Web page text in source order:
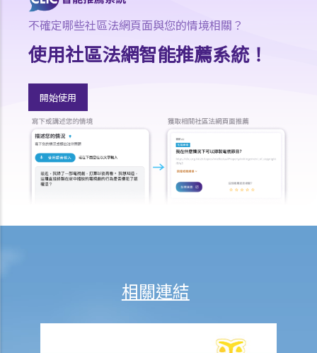
9. 核對表評檢及案件管理問卷
10. 案件管理會議
11. 審訊前的覆核
就人身傷害提出申索，會取得多少賠償？
涉及非致命意外的申索
若我因人身傷害提出申索，可否申請法律援助？
法律援助
法律援助輔助計劃
切勿尋求索償代理協助處理申索
錯的一方之前，我需要依循甚麼程序？
涉及致命意外的申索
不確定哪些社區法網頁面與您的情境相關？
使用社區法網智能推薦系統！
開始使用
相關連結